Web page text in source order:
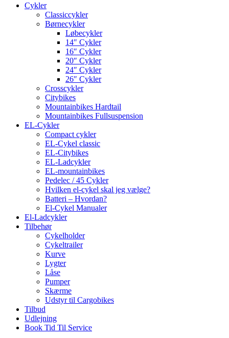
Cykler
Classiccykler
Børnecykler
Løbecykler
14″ Cykler
16″ Cykler
20″ Cykler
24″ Cykler
26″ Cykler
Crosscykler
Citybikes
Mountainbikes Hardtail
Mountainbikes Fullsuspension
EL-Cykler
Compact cykler
EL-Cykel classic
EL-Citybikes
EL-Ladcykler
EL-mountainbikes
Pedelec / 45 Cykler
Hvilken el-cykel skal jeg vælge?
Batteri – Hvordan?
El-Cykel Manualer
El-Ladcykler
Tilbehør
Cykelholder
Cykeltrailer
Kurve
Lygter
Låse
Pumper
Skærme
Udstyr til Cargobikes
Tilbud
Udlejning
Book Tid Til Service